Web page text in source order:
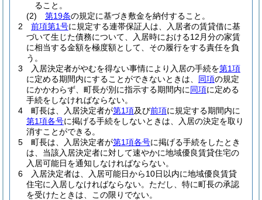
ること。
(2)
第19条の規定に基づき敷金を納付すること。
2
前項第1号に規定する連帯保証人は、入居者の賃貸借に基
づいて生じた債務について、入居時における12月分の家賃
に相当する金額を極度額として、その履行をする責任を負
う。
3
入居決定者がやむを得ない事情により入居の手続を第1項
に定める期間内にすることができないときは、 同項の規定
にかかわらず、町長が別に指示する期間内に同項に定める
手続をしなければならない。
4
町長は、入居決定者が第1項及び前項に規定する期間内に
第1項各号に掲げる手続をしないときは、入居の決定を取り
消すことができる。
5
町長は、入居決定者が第1項各号に掲げる手続をしたとき
は、当該入居決定者に対して速やかに地域優良賃貸住宅の
入居可能日を通知しなければならない。
6
入居決定者は、入居可能日から10日以内に地域優良賃貸
住宅に入居しなければならない。 ただし、特に町長の承認
を受けたときは、この限りでない。